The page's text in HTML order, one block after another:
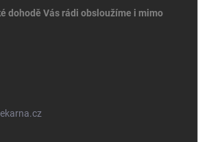
dohodě Vás rádi obsloužíme i mimo